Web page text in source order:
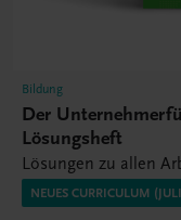
Bildung
Der
Lösungsheft
Lösungen zu allen
NEUES CURRICULUM